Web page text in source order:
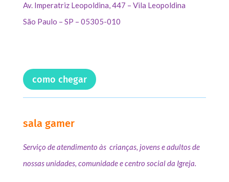
Av. Imperatriz Leopoldina, 447 – Vila Leopoldina
São Paulo – SP – 05305-010
como chegar
sala gamer
Serviço de atendimento às crianças, jovens e adultos de
nossas unidades, comunidade e centro social da Igreja.